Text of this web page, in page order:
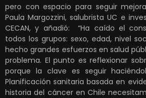
pero con espacio para seguir
Paula Margozzini, salubrista UC e
CECAN, y añadió: “Ha caído el
todos los grupos: sexo, edad, nivel
hecho grandes esfuerzos en salud
problema. El punto es reflexionar
porque la clave es seguir
Planificación sanitaria basada en
historia del cáncer en Chile